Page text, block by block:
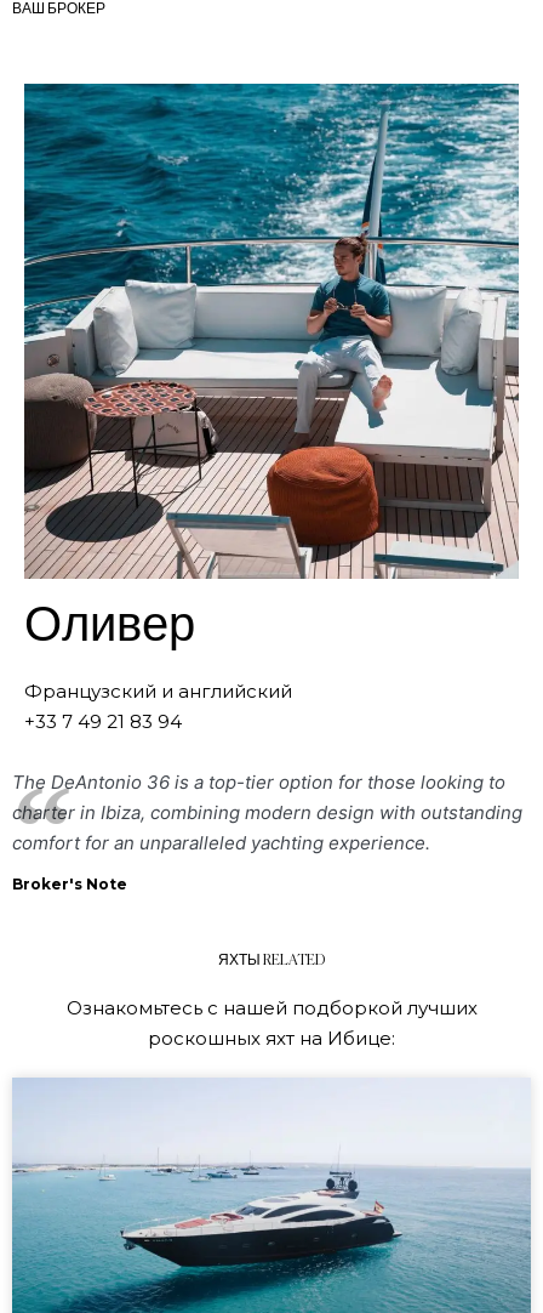
ВАШ БРОКЕР
Оливер
Французский и английский
+33 7 49 21 83 94
The DeAntonio 36 is a top-tier option for those looking to
charter in Ibiza, combining modern design with outstanding
comfort for an unparalleled yachting experience.
Broker's Note
ЯХТЫ RELATED
Ознакомьтесь с нашей подборкой лучших
роскошных яхт на Ибице: